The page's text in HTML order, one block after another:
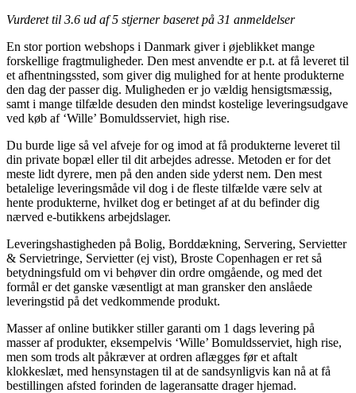
Vurderet til 3.6 ud af 5 stjerner baseret på 31 anmeldelser
En stor portion webshops i Danmark giver i øjeblikket mange
forskellige fragtmuligheder. Den mest anvendte er p.t. at få leveret til
et afhentningssted, som giver dig mulighed for at hente produkterne
den dag der passer dig. Muligheden er jo vældig hensigtsmæssig,
samt i mange tilfælde desuden den mindst kostelige leveringsudgave
ved køb af ‘Wille’ Bomuldsserviet, high rise.
Du burde lige så vel afveje for og imod at få produkterne leveret til
din private bopæl eller til dit arbejdes adresse. Metoden er for det
meste lidt dyrere, men på den anden side yderst nem. Den mest
betalelige leveringsmåde vil dog i de fleste tilfælde være selv at
hente produkterne, hvilket dog er betinget af at du befinder dig
nærved e-butikkens arbejdslager.
Leveringshastigheden på Bolig, Borddækning, Servering, Servietter
& Servietringe, Servietter (ej vist), Broste Copenhagen er ret så
betydningsfuld om vi behøver din ordre omgående, og med det
formål er det ganske væsentligt at man gransker den anslåede
leveringstid på det vedkommende produkt.
Masser af online butikker stiller garanti om 1 dags levering på
masser af produkter, eksempelvis ‘Wille’ Bomuldsserviet, high rise,
men som trods alt påkræver at ordren aflægges før et aftalt
klokkeslæt, med hensynstagen til at de sandsynligvis kan nå at få
bestillingen afsted forinden de lageransatte drager hjemad.